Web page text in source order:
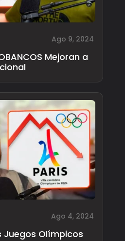
Ago 9, 2024
Mejoran a
Ago 4, 2024
Juegos Olímpicos